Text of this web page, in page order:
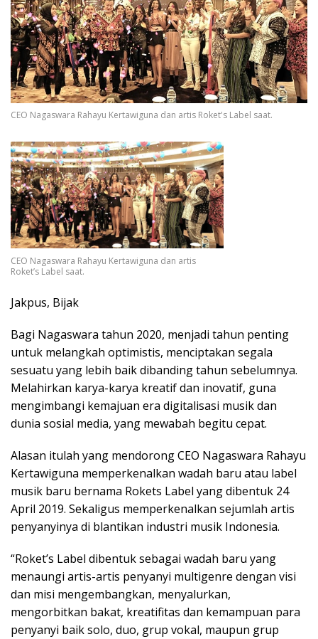
CEO Nagaswara Rahayu Kertawiguna dan artis Roket's Label saat.
CEO Nagaswara Rahayu Kertawiguna dan artis
Roket’s Label saat.
Jakpus, Bijak
Bagi Nagaswara tahun 2020, menjadi tahun penting
untuk melangkah optimistis, menciptakan segala
sesuatu yang lebih baik dibanding tahun sebelumnya.
Melahirkan karya-karya kreatif dan inovatif, guna
mengimbangi kemajuan era digitalisasi musik dan
dunia sosial media, yang mewabah begitu cepat.
Alasan itulah yang mendorong CEO Nagaswara Rahayu
Kertawiguna memperkenalkan wadah baru atau label
musik baru bernama Rokets Label yang dibentuk 24
April 2019. Sekaligus memperkenalkan sejumlah artis
penyanyinya di blantikan industri musik Indonesia.
“Roket’s Label dibentuk sebagai wadah baru yang
menaungi artis-artis penyanyi multigenre dengan visi
dan misi mengembangkan, menyalurkan,
mengorbitkan bakat, kreatifitas dan kemampuan para
penyanyi baik solo, duo, grup vokal, maupun grup